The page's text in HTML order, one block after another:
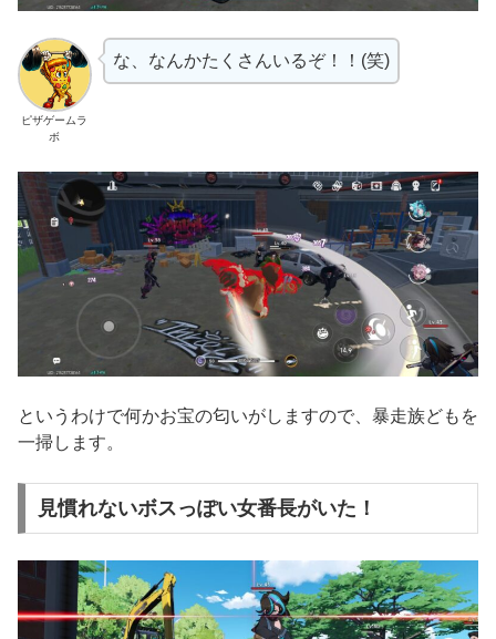
ピザゲームラ
ボ
な、なんかたくさんいるぞ！！(笑)
というわけで何かお宝の匂いがしますので、暴走族どもを
一掃します。
見慣れないボスっぽい女番長がいた！